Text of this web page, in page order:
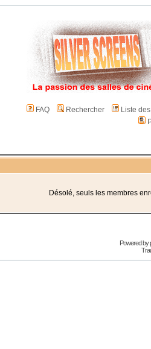
FAQ Rechercher
Liste
Désolé, seuls les membres
Powered by